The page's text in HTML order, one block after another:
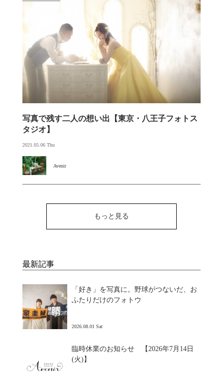
写真で残す二人の想い出【東京・八王子フォトス
タジオ】
2021.05.06 Thu
Avenir
もっと見る
最新記事
「好き」を写真に。野球がつないだ、お
ふたりだけのフォトウ
2026.08.01 Sat
臨時休業のお知らせ 【2026年7月14日
(火)】